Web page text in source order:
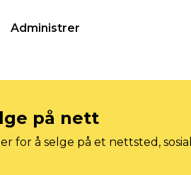
Administrer
på nett
for å selge på et nettsted,